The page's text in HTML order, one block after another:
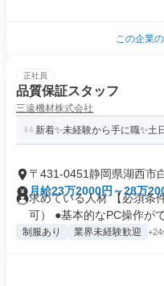
この企業
正社員
品質保証スタッフ
三遠機材株式会社
新着✨未経験から手に職✨
〒431-0451静岡県湖西市
月給23万2000円～28万
求めている人材 【必須条
可） ●基本的なPC操作がで
制服あり 業界未経験歓迎 +24